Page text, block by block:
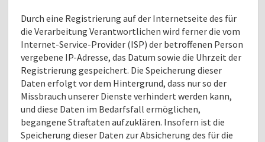
Durch eine Registrierung auf der Internetseite des für
die Verarbeitung Verantwortlichen wird ferner die vom
Internet-Service-Provider (ISP) der betroffenen Person
vergebene IP-Adresse, das Datum sowie die Uhrzeit der
Registrierung gespeichert. Die Speicherung dieser
Daten erfolgt vor dem Hintergrund, dass nur so der
Missbrauch unserer Dienste verhindert werden kann,
und diese Daten im Bedarfsfall ermöglichen,
begangene Straftaten aufzuklären. Insofern ist die
Speicherung dieser Daten zur Absicherung des für die